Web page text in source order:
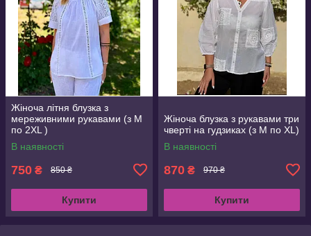
Жіноча літня блузка з
мереживними рукавами (з M
по 2XL )
В наявності
750 ₴ 850 ₴
Купити
Жіноча блузка з рукавами три
чверті на гудзиках (з M по XL)
В наявності
870 ₴ 970 ₴
Купити